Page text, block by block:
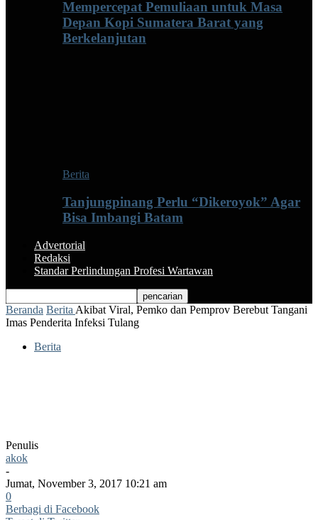
Mempercepat Pemuliaan untuk Masa
Depan Kopi Sumatera Barat yang
Berkelanjutan
Berita
Tanjungpinang Perlu “Dikeroyok” Agar
Bisa Imbangi Batam
Advertorial
Redaksi
Standar Perlindungan Profesi Wartawan
Beranda Berita Akibat Viral, Pemko dan Pemprov Berebut Tangani
Imas Penderita Infeksi Tulang
Berita
Penulis
akok
-
Jumat, November 3, 2017 10:21 am
0
Berbagi di Facebook